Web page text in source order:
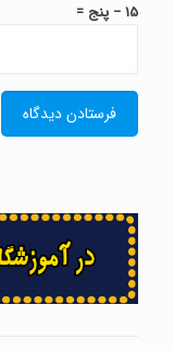
15 − پنج =